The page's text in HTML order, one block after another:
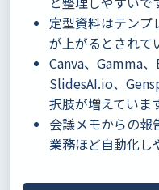
定型資料はテンプ
が上がるとされて
Canva、Gamma
SlidesAI.io、
択肢が増えていま
会議メモからの報
業務ほど自動化し